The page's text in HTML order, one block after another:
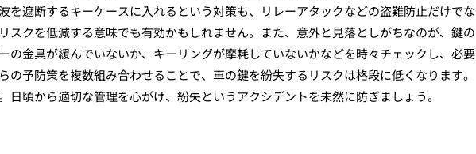
を遮断するキーケースに入れるという対策も、リレーアタックなどの盗難防止だけでな
スクを低減する意味でも有効かもしれません。また、意外と見落としがちなのが、鍵の
の金具が緩んでいないか、キーリングが摩耗していないかなどを時々チェックし、必要
の予防策を複数組み合わせることで、車の鍵を紛失するリスクは格段に低くなります。
日頃から適切な管理を心がけ、紛失というアクシデントを未然に防ぎましょう。